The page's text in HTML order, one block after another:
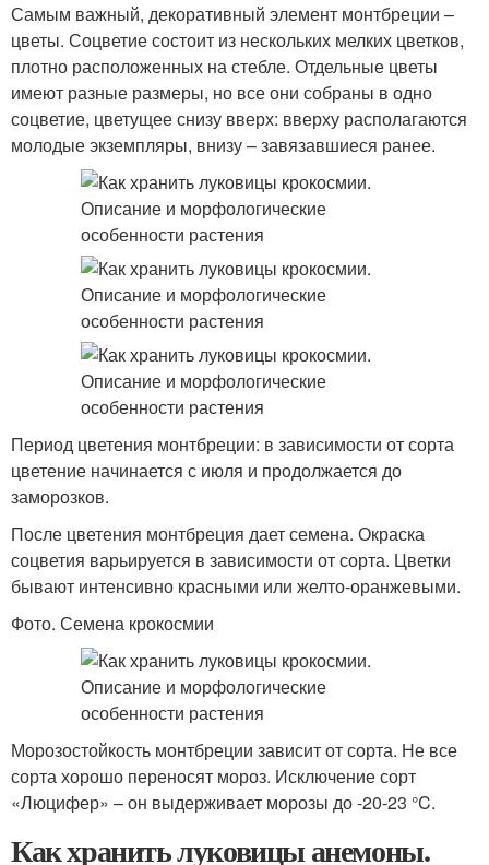
Самым важный, декоративный элемент монтбреции –
цветы. Соцветие состоит из нескольких мелких цветков,
плотно расположенных на стебле. Отдельные цветы
имеют разные размеры, но все они собраны в одно
соцветие, цветущее снизу вверх: вверху располагаются
молодые экземпляры, внизу – завязавшиеся ранее.
Период цветения монтбреции: в зависимости от сорта
цветение начинается с июля и продолжается до
заморозков.
После цветения монтбреция дает семена. Окраска
соцветия варьируется в зависимости от сорта. Цветки
бывают интенсивно красными или желто-оранжевыми.
Фото. Семена крокосмии
Морозостойкость монтбреции зависит от сорта. Не все
сорта хорошо переносят мороз. Исключение сорт
«Люцифер» – он выдерживает морозы до -20-23 °C.
Как хранить луковицы анемоны.